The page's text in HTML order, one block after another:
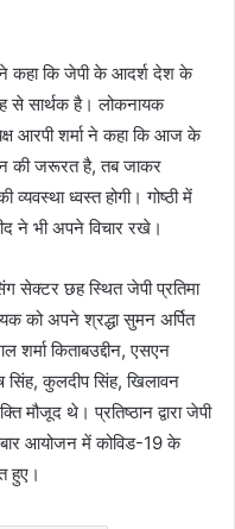
कहा कि जेपी के आदर्श देश के
से सार्थक है। लोकनायक
आरपी शर्मा ने कहा कि आज के
की जरूरत है, तब जाकर
ध्वस्त होगी। गोष्ठी में
ने भी अपने विचार रखे।
सेक्टर छह स्थित जेपी प्रतिमा
को अपने श्रद्धा सुमन अर्पित
किताबउद्दीन, एसएन
सिंह, कुलदीप सिंह, खिलावन
मौजूद थे। प्रतिष्ठान द्वारा जेपी
आयोजन में कोविड-19 के
हुए।